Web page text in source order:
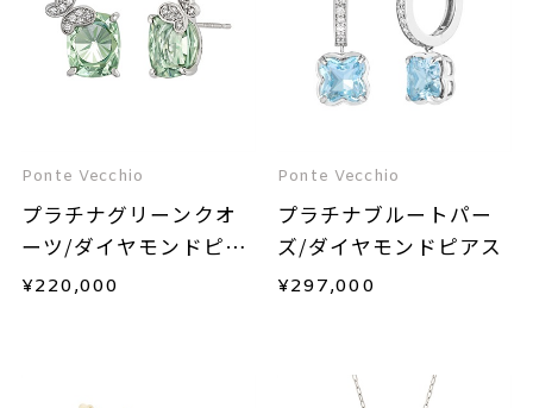
Ponte Vecchio
プラチナグリーンクオ
ーツ/ダイヤモンドピア
ス
¥220,000
Ponte Vecchio
プラチナブルートパー
ズ/ダイヤモンドピアス
¥297,000